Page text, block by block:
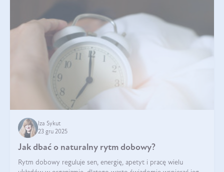
Iza Sykut
23 gru 2025
Jak dbać o naturalny rytm dobowy?
Rytm dobowy reguluje sen, energię, apetyt i pracę wielu